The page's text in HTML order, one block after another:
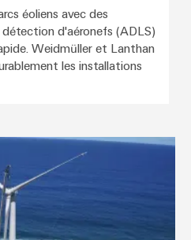
éoliens avec des
d'aéronefs (ADLS)
Weidmüller et Lanthan
les installations
Flair des Caraïbes pour